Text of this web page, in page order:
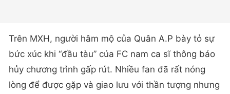
Trên MXH, người hâm mộ của Quân A.P bày tỏ sự
bức xúc khi “đầu tàu” của FC nam ca sĩ thông báo
hủy chương trình gấp rút. Nhiều fan đã rất nóng
lòng để được gặp và giao lưu với thần tượng nhưng